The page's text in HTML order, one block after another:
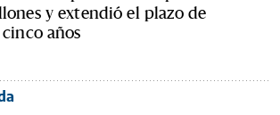
y extendió el plazo de
años